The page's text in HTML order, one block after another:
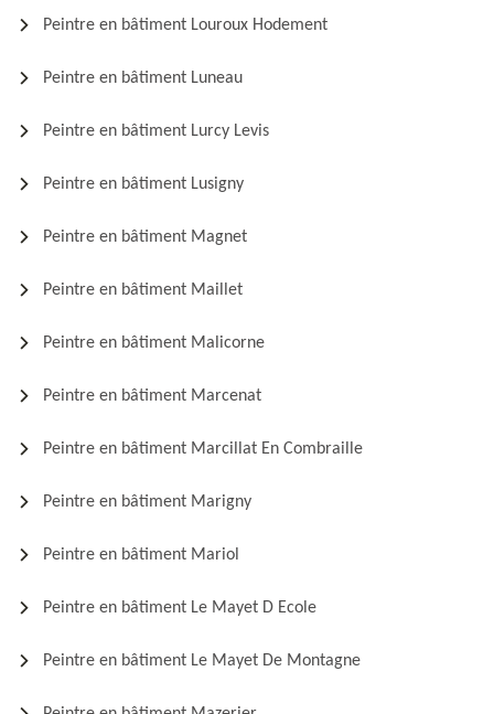
Peintre en bâtiment Louroux Hodement
Peintre en bâtiment Luneau
Peintre en bâtiment Lurcy Levis
Peintre en bâtiment Lusigny
Peintre en bâtiment Magnet
Peintre en bâtiment Maillet
Peintre en bâtiment Malicorne
Peintre en bâtiment Marcenat
Peintre en bâtiment Marcillat En Combraille
Peintre en bâtiment Marigny
Peintre en bâtiment Mariol
Peintre en bâtiment Le Mayet D Ecole
Peintre en bâtiment Le Mayet De Montagne